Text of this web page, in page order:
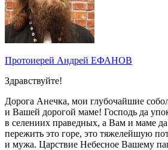
Протоиерей Андрей ЕФАНОВ
Здравствуйте!
Дорога Анечка, мои глубочайшие
и Вашей дорогой маме! Господь да
в селениих праведных, а Вам и маме
пережить это горе, это тяжелейшую
и мужа. Царствие Небесное Вашему